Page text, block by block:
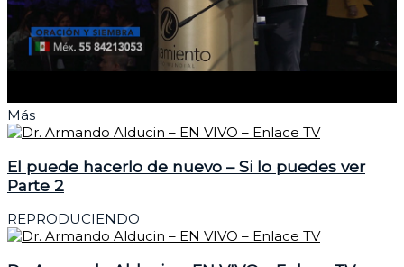
Más
El puede hacerlo de nuevo – Si lo puedes ver
Parte 2
REPRODUCIENDO